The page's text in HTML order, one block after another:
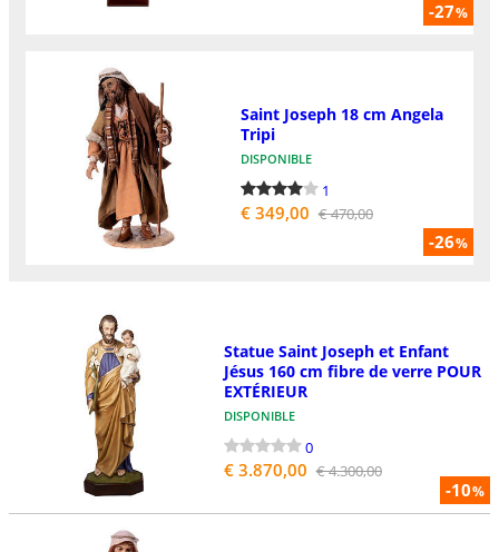
-27%
-26%
Saint Joseph 18 cm Angela
Tripi
DISPONIBLE
1
€ 349,00 € 470,00
-10%
Statue Saint Joseph et Enfant
Jésus 160 cm fibre de verre POUR
EXTÉRIEUR
DISPONIBLE
0
€ 3.870,00 € 4.300,00